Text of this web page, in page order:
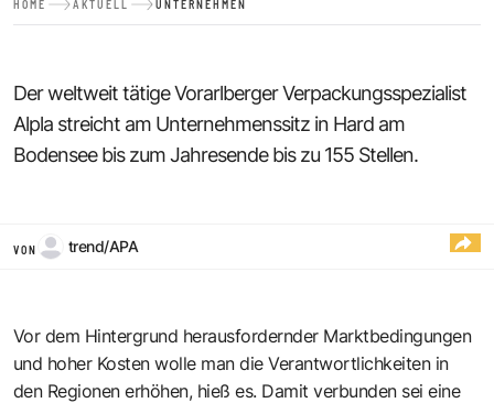
HOME AKTUELL UNTERNEHMEN
Der weltweit tätige Vorarlberger Verpackungsspezialist
Alpla streicht am Unternehmenssitz in Hard am
Bodensee bis zum Jahresende bis zu 155 Stellen.
VON trend/APA
Vor dem Hintergrund herausfordernder Marktbedingungen
und hoher Kosten wolle man die Verantwortlichkeiten in
den Regionen erhöhen, hieß es. Damit verbunden sei eine